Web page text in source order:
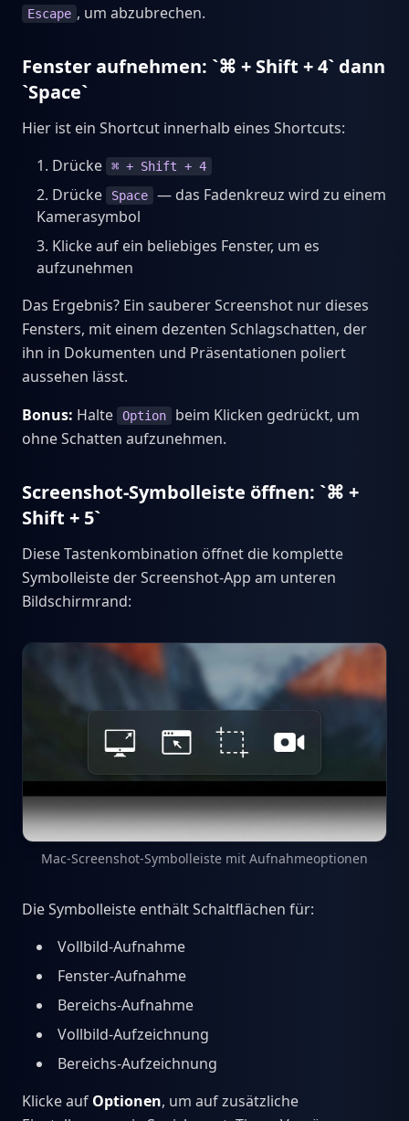
Escape , um abzubrechen.
Fenster aufnehmen: `⌘ + Shift + 4` dann
`Space`
Hier ist ein Shortcut innerhalb eines Shortcuts:
Drücke
⌘ + Shift + 4
Drücke Space
— das Fadenkreuz wird zu einem
Kamerasymbol
Klicke auf ein beliebiges Fenster, um es
aufzunehmen
Das Ergebnis? Ein sauberer Screenshot nur dieses
Fensters, mit einem dezenten Schlagschatten, der
ihn in Dokumenten und Präsentationen poliert
aussehen lässt.
Bonus: Halte Option
beim Klicken gedrückt, um
ohne Schatten aufzunehmen.
Screenshot-Symbolleiste öffnen: `⌘ +
Shift + 5`
Diese Tastenkombination öffnet die komplette
Symbolleiste der Screenshot-App am unteren
Bildschirmrand:
Mac-Screenshot-Symbolleiste mit Aufnahmeoptionen
Die Symbolleiste enthält Schaltflächen für:
Vollbild-Aufnahme
Fenster-Aufnahme
Bereichs-Aufnahme
Vollbild-Aufzeichnung
Bereichs-Aufzeichnung
Klicke auf Optionen, um auf zusätzliche